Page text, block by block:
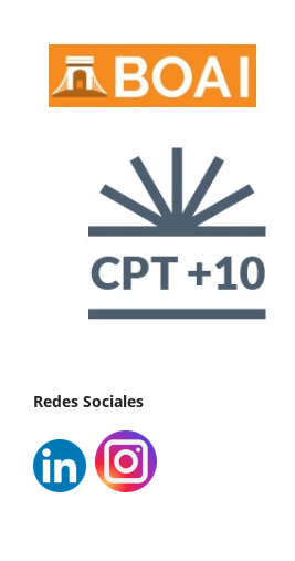
Redes Sociales